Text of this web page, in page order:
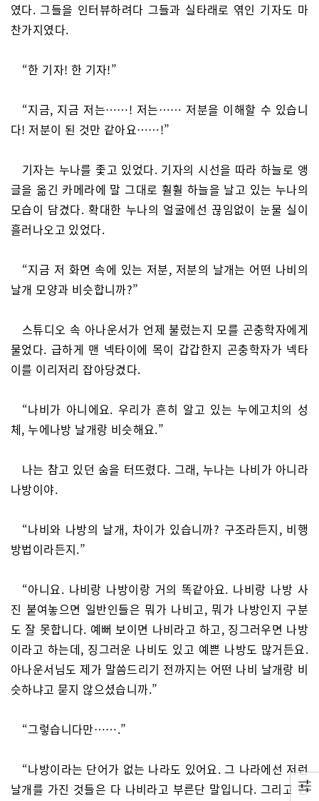
였다. 그들을 인터뷰하려다 그들과 실타래로 엮인 기자도 마
찬가지였다.
“한 기자! 한 기자!”
“지금, 지금 저는……! 저는…… 저분을 이해할 수 있습니
다! 저분이 된 것만 같아요……!”
기자는 누나를 좇고 있었다. 기자의 시선을 따라 하늘로 앵
글을 옮긴 카메라에 말 그대로 훨훨 하늘을 날고 있는 누나의
모습이 담겼다. 확대한 누나의 얼굴에선 끊임없이 눈물 실이
흘러나오고 있었다.
“지금 저 화면 속에 있는 저분, 저분의 날개는 어떤 나비의
날개 모양과 비슷합니까?”
스튜디오 속 아나운서가 언제 불렀는지 모를 곤충학자에게
물었다. 급하게 맨 넥타이에 목이 갑갑한지 곤충학자가 넥타
이를 이리저리 잡아당겼다.
“나비가 아니에요. 우리가 흔히 알고 있는 누에고치의 성
체, 누에나방 날개랑 비슷해요.”
나는 참고 있던 숨을 터뜨렸다. 그래, 누나는 나비가 아니라
나방이야.
“나비와 나방의 날개, 차이가 있습니까? 구조라든지, 비행
방법이라든지.”
“아니요. 나비랑 나방이랑 거의 똑같아요. 나비랑 나방 사
진 붙여놓으면 일반인들은 뭐가 나비고, 뭐가 나방인지 구분
도 잘 못합니다. 예뻐 보이면 나비라고 하고, 징그러우면 나방
이라고 하는데, 징그러운 나비도 있고 예쁜 나방도 많거든요.
아나운서님도 제가 말씀드리기 전까지는 어떤 나비 날개랑 비
슷하냐고 묻지 않으셨습니까.”
“그렇습니다만…….”
“나방이라는 단어가 없는 나라도 있어요. 그 나라에선 저런
날개를 가진 것들은 다 나비라고 부른단 말입니다. 그리고 현